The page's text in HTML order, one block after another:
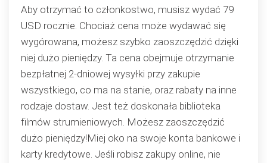
Aby otrzymać to członkostwo, musisz wydać 79
USD rocznie. Chociaż cena może wydawać się
wygórowana, możesz szybko zaoszczędzić dzięki
niej dużo pieniędzy. Ta cena obejmuje otrzymanie
bezpłatnej 2-dniowej wysyłki przy zakupie
wszystkiego, co ma na stanie, oraz rabaty na inne
rodzaje dostaw. Jest też doskonała biblioteka
filmów strumieniowych. Możesz zaoszczędzić
dużo pieniędzy!Miej oko na swoje konta bankowe i
karty kredytowe. Jeśli robisz zakupy online, nie